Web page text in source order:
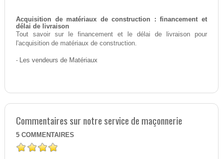
Acquisition de matériaux de construction : financement et
délai de livraison
Tout savoir sur le financement et le délai de livraison pour
l'acquisition de matériaux de construction.
- Les vendeurs de Matériaux
Commentaires sur notre service de maçonnerie
5 COMMENTAIRES